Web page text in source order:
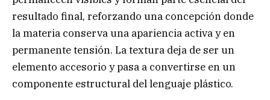
resultado final, reforzando una concepción donde
la materia conserva una apariencia activa y en
permanente tensión. La textura deja de ser un
elemento accesorio y pasa a convertirse en un
componente estructural del lenguaje plástico.